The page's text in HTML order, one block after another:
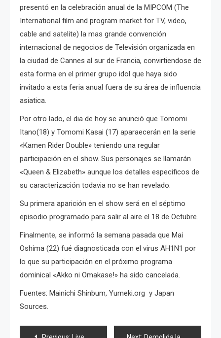
presentó en la celebración anual de la MIPCOM (The
International film and program market for TV, video,
cable and satelite) la mas grande convención
internacional de negocios de Televisión organizada en
la ciudad de Cannes al sur de Francia, convirtiendose de
esta forma en el primer grupo idol que haya sido
invitado a esta feria anual fuera de su área de influencia
asiatica.
Por otro lado, el dia de hoy se anunció que Tomomi
Itano(18) y Tomomi Kasai (17) aparaecerán en la serie
«Kamen Rider Double» teniendo una regular
participación en el show. Sus personajes se llamarán
«Queen & Elizabeth» aunque los detalles especificos de
su caracterización todavia no se han revelado.
Su primera aparición en el show será en el séptimo
episodio programado para salir al aire el 18 de Octubre.
Finalmente, se informó la semana pasada que Mai
Oshima (22) fué diagnosticada con el virus AH1N1 por
lo que su participación en el próximo programa
dominical «Akko ni Omakase!» ha sido cancelada.
Fuentes: Mainichi Shinbum, Yumeki.org y Japan
Sources.